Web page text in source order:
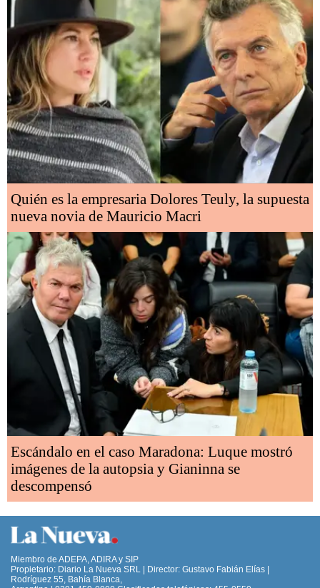
Quién es la empresaria Dolores Teuly, la supuesta
nueva novia de Mauricio Macri
Escándalo en el caso Maradona: Luque mostró
imágenes de la autopsia y Gianinna se
descompensó
Miembro de ADEPA, ADIRA y SIP
Propietario: Diario La Nueva SRL | Director: Gustavo Fabián Elías |
Rodríguez 55, Bahía Blanca,